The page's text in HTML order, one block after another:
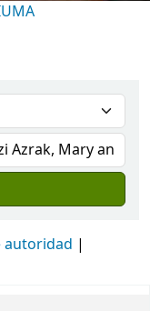
autoridad